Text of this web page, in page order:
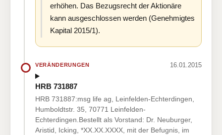
erhöhen. Das Bezugsrecht der Aktionäre
kann ausgeschlossen werden (Genehmigtes
Kapital 2015/1).
VERÄNDERUNGEN 16.01.2015
HRB 731887
HRB 731887:msg life ag, Leinfelden-Echterdingen,
Humboldtstr. 35, 70771 Leinfelden-
Echterdingen.Bestellt als Vorstand: Dr. Neuburger,
Aristid, Icking, *XX.XX.XXXX, mit der Befugnis, im